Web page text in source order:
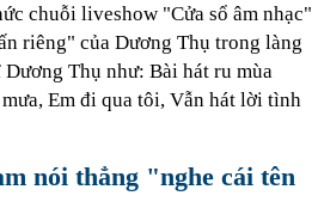
chuỗi liveshow "Cửa sổ âm nhạc"
riêng" của Dương Thụ trong làng
Thụ như: Bài hát ru mùa
Em đi qua tôi, Vẫn hát lời tình
nói thẳng "nghe cái tên